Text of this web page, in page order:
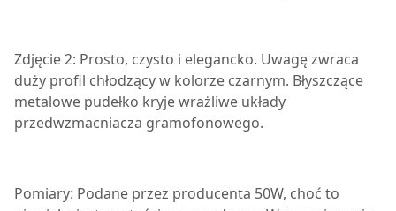
Zdjęcie 2: Prosto, czysto i elegancko. Uwagę zwraca
duży profil chłodzący w kolorze czarnym. Błyszczące
metalowe pudełko kryje wrażliwe układy
przedwzmacniacza gramofonowego.
Pomiary: Podane przez producenta 50W, choć to